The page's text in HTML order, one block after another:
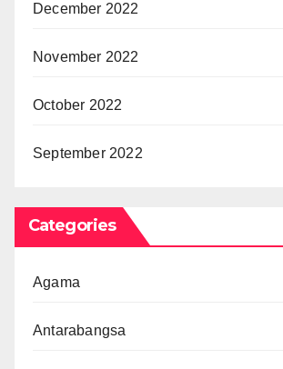
December 2022
November 2022
October 2022
September 2022
Categories
Agama
Antarabangsa